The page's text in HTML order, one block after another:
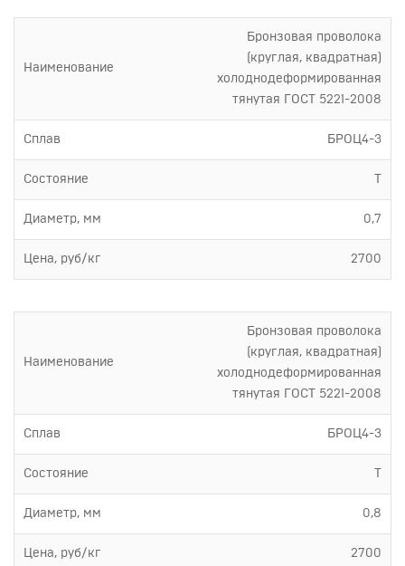
Наименование
Бронзовая проволока
(круглая, квадратная)
холоднодеформированная
тянутая ГОСТ 5221-2008
Сплав БРОЦ4-3
Состояние
Диаметр, мм 0,7
Цена, руб/кг 2700
Наименование
Бронзовая проволока
(круглая, квадратная)
холоднодеформированная
тянутая ГОСТ 5221-2008
Сплав БРОЦ4-3
Состояние
Диаметр, мм 0,8
Цена, руб/кг 2700